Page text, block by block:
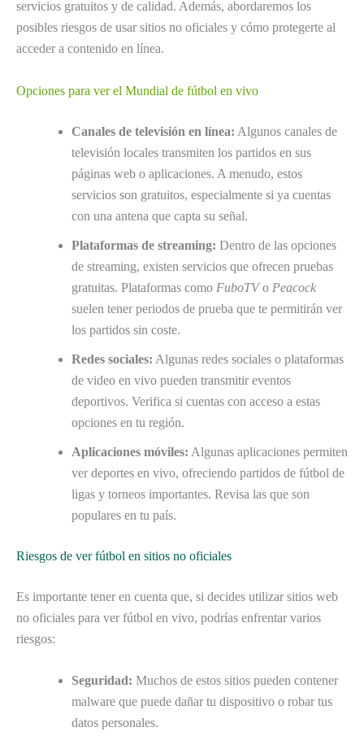
servicios gratuitos y de calidad. Además, abordaremos los
posibles riesgos de usar sitios no oficiales y cómo protegerte al
acceder a contenido en línea.
Opciones para ver el Mundial de fútbol en vivo
Canales de televisión en línea: Algunos canales de
televisión locales transmiten los partidos en sus
páginas web o aplicaciones. A menudo, estos
servicios son gratuitos, especialmente si ya cuentas
con una antena que capta su señal.
Plataformas de streaming: Dentro de las opciones
de streaming, existen servicios que ofrecen pruebas
gratuitas. Plataformas como FuboTVo Peacock
suelen tener periodos de prueba que te permitirán ver
los partidos sin coste.
Redes sociales: Algunas redes sociales o plataformas
de video en vivo pueden transmitir eventos
deportivos. Verifica si cuentas con acceso a estas
opciones en tu región.
Aplicaciones móviles: Algunas aplicaciones permiten
ver deportes en vivo, ofreciendo partidos de fútbol de
ligas y torneos importantes. Revisa las que son
populares en tu país.
Riesgos de ver fútbol en sitios no oficiales
Es importante tener en cuenta que, si decides utilizar sitios web
no oficiales para ver fútbol en vivo, podrías enfrentar varios
riesgos:
Seguridad: Muchos de estos sitios pueden contener
malware que puede dañar tu dispositivo o robar tus
datos personales.